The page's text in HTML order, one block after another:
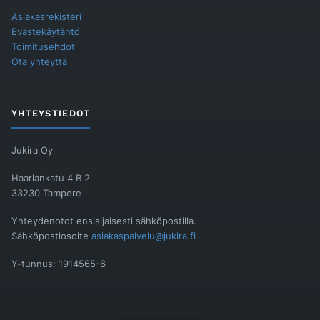
Asiakasrekisteri
Evästekäytäntö
Toimitusehdot
Ota yhteyttä
YHTEYSTIEDOT
Jukira Oy
Haarlankatu 4 B 2
33230 Tampere
Yhteydenotot ensisijaisesti sähköpostilla.
Sähköpostiosoite asiakaspalvelu@jukira.fi
Y-tunnus: 1914565-6